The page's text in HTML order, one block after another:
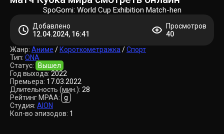
SpoGomi: World Cup Exhibition Match-hen
Добавлено
12.04.2024, 16:41
Просмотров
40
Жанр: Аниме /Короткометражка /Спорт
Тип: ONA
Статус: Вышел
Год выхода:2022
Премьера: 17.03.2022
Длительность (мин.): 28
Рейтинг MPAA: g
Студия: AION
Кол-во эпизодов: 1